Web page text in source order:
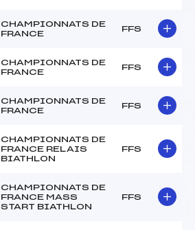
CHAMPIONNATS DE
FRANCE
FFS
CHAMPIONNATS DE
FRANCE
FFS
CHAMPIONNATS DE
FRANCE
FFS
CHAMPIONNATS DE
FRANCE RELAIS
BIATHLON
FFS
CHAMPIONNATS DE
FRANCE MASS
START BIATHLON
FFS